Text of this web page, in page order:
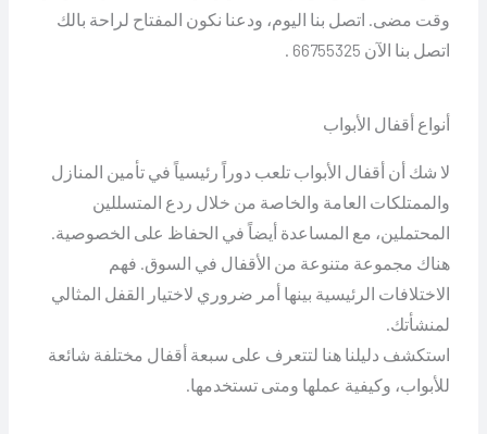
وقت مضى. اتصل بنا اليوم، ودعنا نكون المفتاح لراحة بالك
اتصل بنا الآن 66755325 .
أنواع أقفال الأبواب
لا شك أن أقفال الأبواب تلعب دوراً رئيسياً في تأمين المنازل
والممتلكات العامة والخاصة من خلال ردع المتسللين
المحتملين، مع المساعدة أيضاً في الحفاظ على الخصوصية.
هناك مجموعة متنوعة من الأقفال في السوق. فهم
الاختلافات الرئيسية بينها أمر ضروري لاختيار القفل المثالي
لمنشأتك.
استكشف دليلنا هنا لتتعرف على سبعة أقفال مختلفة شائعة
للأبواب، وكيفية عملها ومتى تستخدمها.